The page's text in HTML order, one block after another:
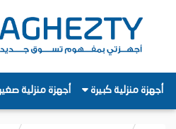
أجهزة منزلية كبيرة أجهزة منزلية